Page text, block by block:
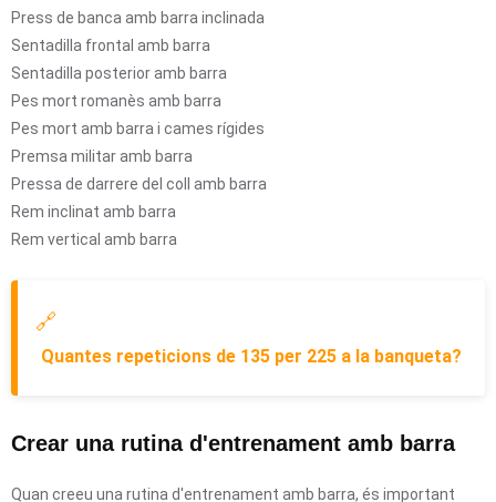
Press de banca amb barra inclinada
Sentadilla frontal amb barra
Sentadilla posterior amb barra
Pes mort romanès amb barra
Pes mort amb barra i cames rígides
Premsa militar amb barra
Pressa de darrere del coll amb barra
Rem inclinat amb barra
Rem vertical amb barra
🔗
Quantes repeticions de 135 per 225 a la banqueta?
Crear una rutina d'entrenament amb barra
Quan creeu una rutina d'entrenament amb barra, és important